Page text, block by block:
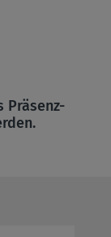
Präsenz-